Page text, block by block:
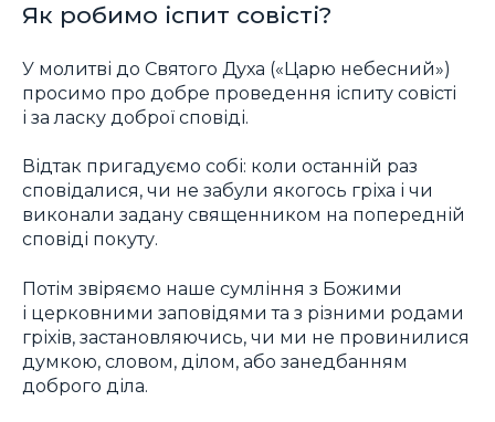
Як робимо іспит совісті?
У молитві до Святого Духа («Царю небесний»)
просимо про добре проведення іспиту совісті
і за ласку доброї сповіді.
Відтак пригадуємо собі: коли останній раз
сповідалися, чи не забули якогось гріха і чи
виконали задану священником на попередній
сповіді покуту.
Потім звіряємо наше сумління з Божими
і церковними заповідями та з різними родами
гріхів, застановляючись, чи ми не провинилися
думкою, словом, ділом, або занедбанням
доброго діла.